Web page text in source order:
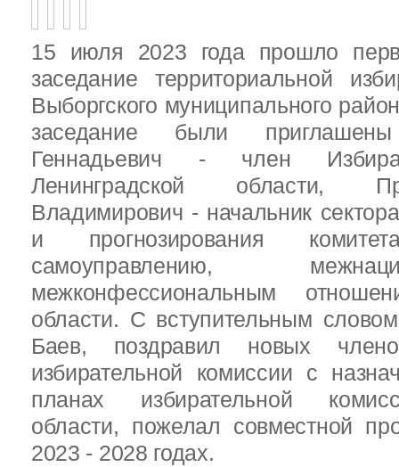
15 июля 2023 года прошло
заседание территориальной
Выборгского муниципального
заседание были
Геннадьевич - член
Ленинградской области,
Владимирович - начальник
и прогнозирования
самоуправлению,
межконфессиональным
области. С вступительным
Баев, поздравил новых
избирательной комиссии с
планах избирательной
области, пожелал совместной
2023 - 2028 годах.